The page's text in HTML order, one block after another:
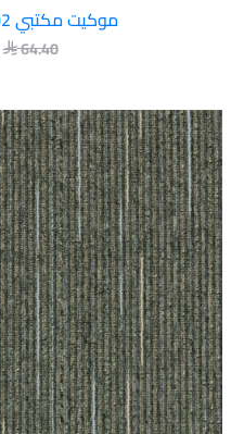
موكيت مكتبي HARMONY-9202
64.40